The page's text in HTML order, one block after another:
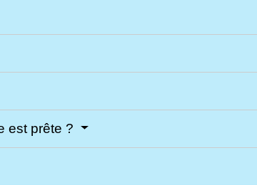
est prête ?